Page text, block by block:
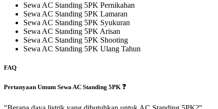
Sewa AC Standing 5PK Pernikahan
Sewa AC Standing 5PK Lamaran
Sewa AC Standing 5PK Syukuran
Sewa AC Standing 5PK Arisan
Sewa AC Standing 5PK Shooting
Sewa AC Standing 5PK Ulang Tahun
FAQ
Pertanyaan Umum Sewa AC Standing 5PK ❓